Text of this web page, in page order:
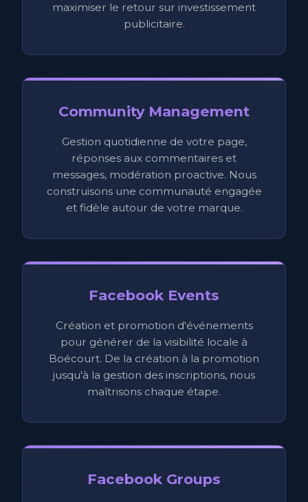
maximiser le retour sur investissement
publicitaire.
Community Management
Gestion quotidienne de votre page,
réponses aux commentaires et
messages, modération proactive. Nous
construisons une communauté engagée
et fidèle autour de votre marque.
Facebook Events
Création et promotion d'événements
pour générer de la visibilité locale à
Boécourt. De la création à la promotion
jusqu'à la gestion des inscriptions, nous
maîtrisons chaque étape.
Facebook Groups